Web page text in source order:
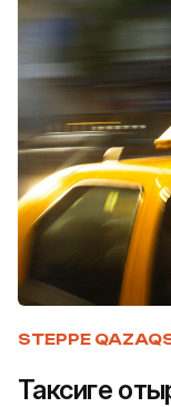
STEPPE
Таксиге